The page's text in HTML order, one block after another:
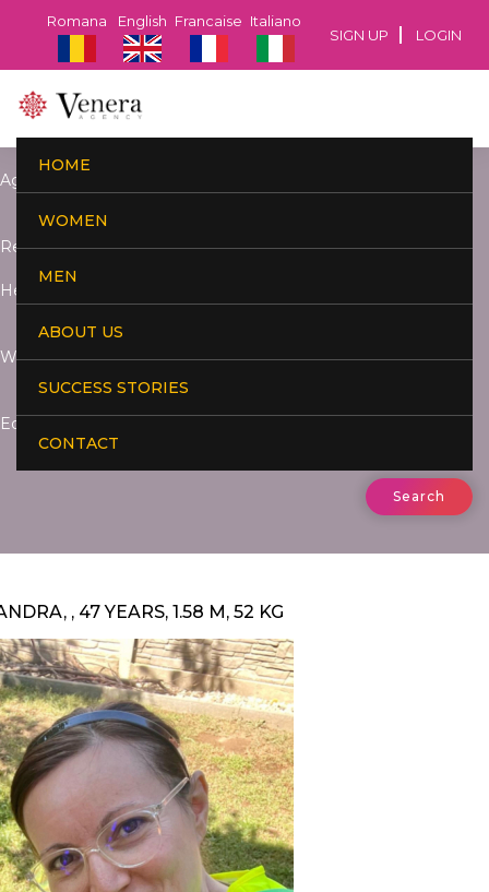
SIGN UP LOGIN
Italiano
Francaise
English
Romana
HOME
WOMEN
MEN
ABOUT US
SUCCESS STORIES
CONTACT
Age:
Residence:
Height:
Weight:
Education:
Search
, 47 YEARS, 1.58 M, 52 KG